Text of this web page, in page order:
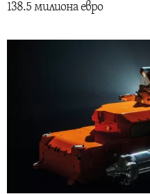
138.5 милиона евро